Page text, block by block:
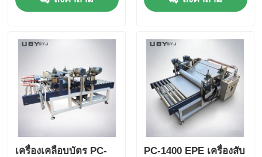
PE Foam
เครื่องเคลือบบัตร PC-
PC-1400 EPE เครื่องสับ